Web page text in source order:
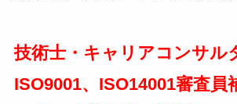
技術士・キャリアコンサル
ISO9001、ISO14001審査員